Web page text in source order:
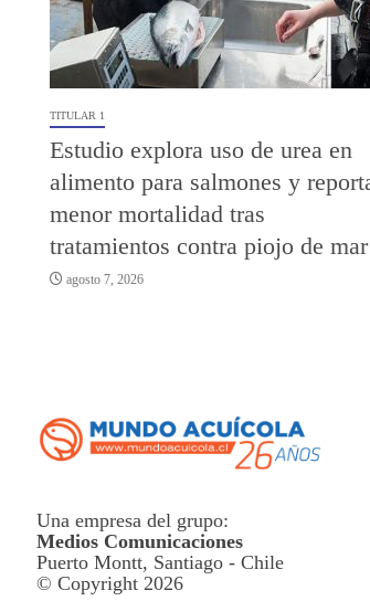
TITULAR 1
Estudio explora uso de urea en
alimento para salmones y
menor mortalidad tras
tratamientos contra piojo de mar
agosto 7, 2026
Una empresa del grupo:
Medios Comunicaciones
Puerto Montt, Santiago - Chile
© Copyright 2026